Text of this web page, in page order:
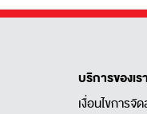
บริการของเรา
เงื่อนไขการจั